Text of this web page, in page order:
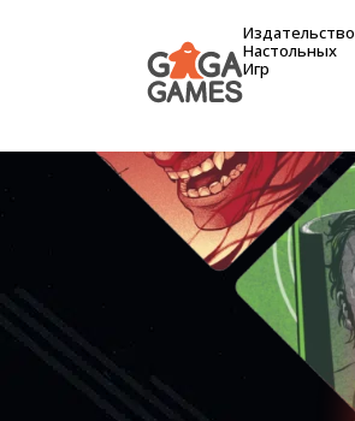
Издательство
Настольных
Игр